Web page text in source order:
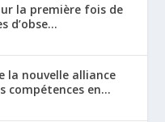
la première fois de
d’obse...
la nouvelle alliance
compétences en...